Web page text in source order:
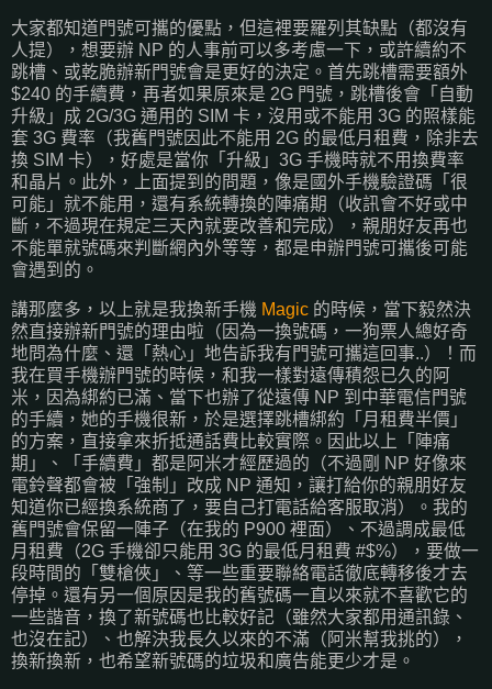
大家都知道門號可攜的優點，但這裡要羅列其缺點（都沒有
人提），想要辦 NP 的人事前可以多考慮一下，或許續約不
跳槽、或乾脆辦新門號會是更好的決定。首先跳槽需要額外
$240 的手續費，再者如果原來是 2G 門號，跳槽後會「自動
升級」成 2G/3G 通用的 SIM 卡，沒用或不能用 3G 的照樣能
套 3G 費率（我舊門號因此不能用 2G 的最低月租費，除非去
換 SIM 卡），好處是當你「升級」3G 手機時就不用換費率
和晶片。此外，上面提到的問題，像是國外手機驗證碼「很
可能」就不能用，還有系統轉換的陣痛期（收訊會不好或中
斷，不過現在規定三天內就要改善和完成），親朋好友再也
不能單就號碼來判斷網內外等等，都是申辦門號可攜後可能
會遇到的。
講那麼多，以上就是我換新手機 Magic 的時候，當下毅然決
然直接辦新門號的理由啦（因為一換號碼，一狗票人總好奇
地問為什麼、還「熱心」地告訴我有門號可攜這回事..）！而
我在買手機辦門號的時候，和我一樣對遠傳積怨已久的阿
米，因為綁約已滿、當下也辦了從遠傳 NP 到中華電信門號
的手續，她的手機很新，於是選擇跳槽綁約「月租費半價」
的方案，直接拿來折抵通話費比較實際。因此以上「陣痛
期」、「手續費」都是阿米才經歷過的（不過剛 NP 好像來
電鈴聲都會被「強制」改成 NP 通知，讓打給你的親朋好友
知道你已經換系統商了，要自己打電話給客服取消）。我的
舊門號會保留一陣子（在我的 P900 裡面）、不過調成最低
月租費（2G 手機卻只能用 3G 的最低月租費 #$%），要做一
段時間的「雙槍俠」、等一些重要聯絡電話徹底轉移後才去
停掉。還有另一個原因是我的舊號碼一直以來就不喜歡它的
一些諧音，換了新號碼也比較好記（雖然大家都用通訊錄、
也沒在記）、也解決我長久以來的不滿（阿米幫我挑的），
換新換新，也希望新號碼的垃圾和廣告能更少才是。